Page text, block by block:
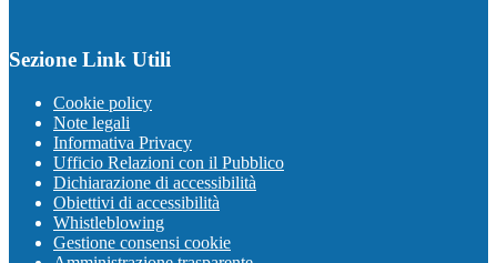
Sezione Link Utili
Cookie policy
Note legali
Informativa Privacy
Ufficio Relazioni con il Pubblico
Dichiarazione di accessibilità
Obiettivi di accessibilità
Whistleblowing
Gestione consensi cookie